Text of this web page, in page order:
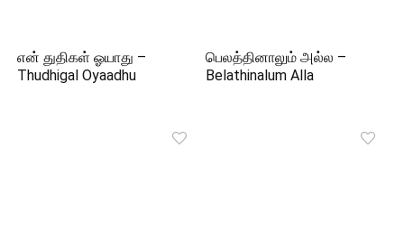
என் துதிகள் ஓயாது –
Thudhigal Oyaadhu
பெலத்தினாலும் அல்ல –
Belathinalum Alla